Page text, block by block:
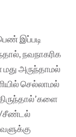
இப்படி
நவநாகரிக
அருந்தாமல்
செல்லாமல்
சீண்டல்